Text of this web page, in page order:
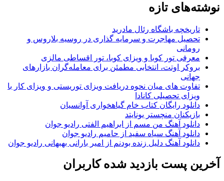
نوشته‌های تازه
تاریخچه باشگاه رئال مادرید
تحصیل مهاجرت و سرمایه گذاری در روسیه بلاروس و
رومانی
معرفی تور کوبا و ویزای کوبا، تور اقساطی مالزی
بروکر اوتت، انتخابی مطمئن برای معامله‌گران بازارهای
جهانی
تفاوت های میان نحوه دریافت ویزای توریستی و ویزای کار با
ویزای تحصیلی کانادا
دانلود رایگان کتاب خام گیاهخواری آوانسیان
بازیکنان منچستر یونایتد
دانلود آهنگ من مسم از ابراهیم الفتی رادیو جوان
دانلود آهنگ سیاه سفید از حامیم رادیو جوان
دانلود آهنگ دلیل زنده بودنم از امیر بارانی بهبهانی رادیو جوان
آخرین پست بازدید شده کاربران